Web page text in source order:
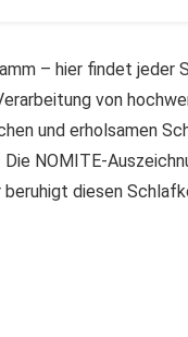
– hier findet jeder
von
und erholsamen
NOMITE-
beruhigt diesen